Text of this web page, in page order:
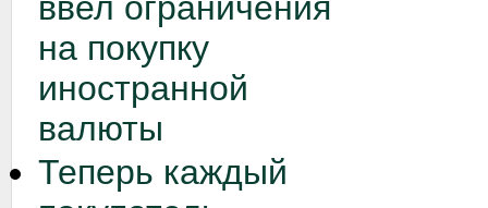
на покупку
иностранной
валюты
Теперь каждый